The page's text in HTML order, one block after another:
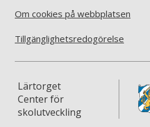
Om cookies på webbplatsen
Tillgänglighetsredogörelse
Lärtorget
Center för
skolutveckling